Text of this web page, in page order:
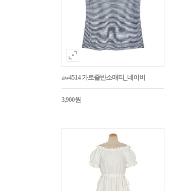
aw4514 가로줄반소매티_네이비
3,900원